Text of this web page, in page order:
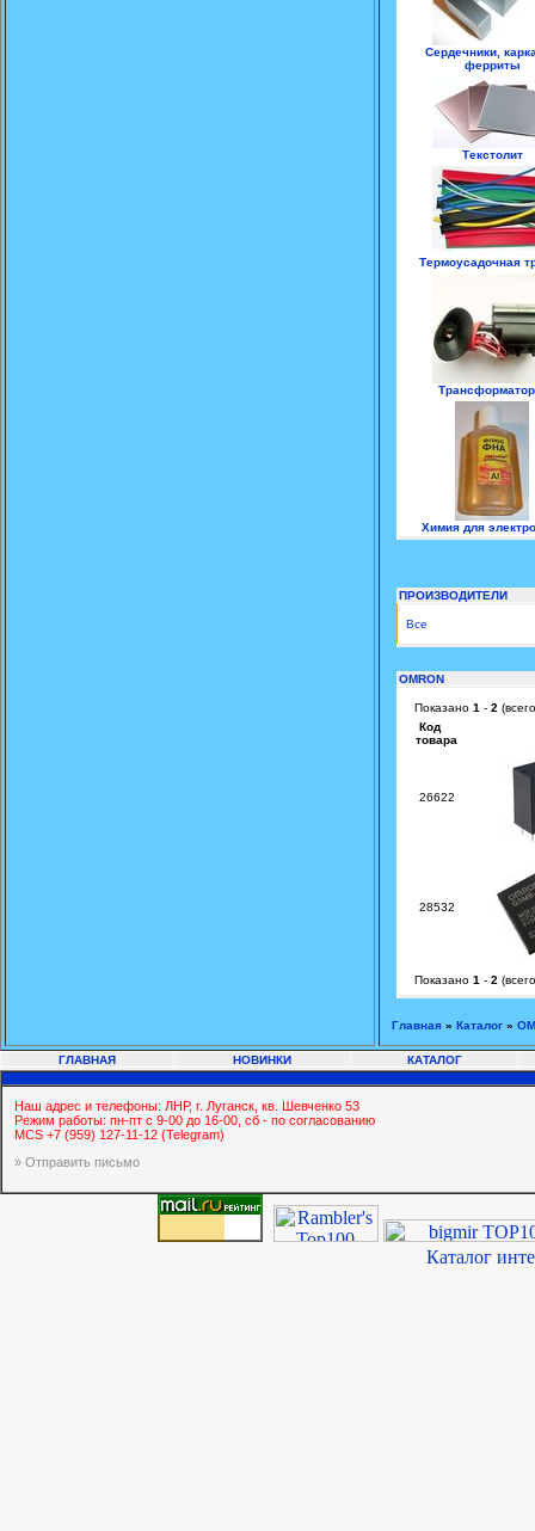
Сердечники,
ферриты
Текстолит
Термоусадочная
Химия для
ПРОИЗВОДИТЕЛИ
Все
OMRON
Показано 1 - 2
Код
товара
26622
28532
Показано 1 - 2
Главная » Каталог »
ГЛАВНАЯ НОВИНКИ КАТАЛОГ
Наш адрес и телефоны: ЛНР, г. Луганск, кв. Шевченко 53
Режим работы: пн-пт с 9-00 до 16-00, сб - по согласованию
MCS +7 (959) 127-11-12 (Telegram)
» Отправить письмо
Каталог